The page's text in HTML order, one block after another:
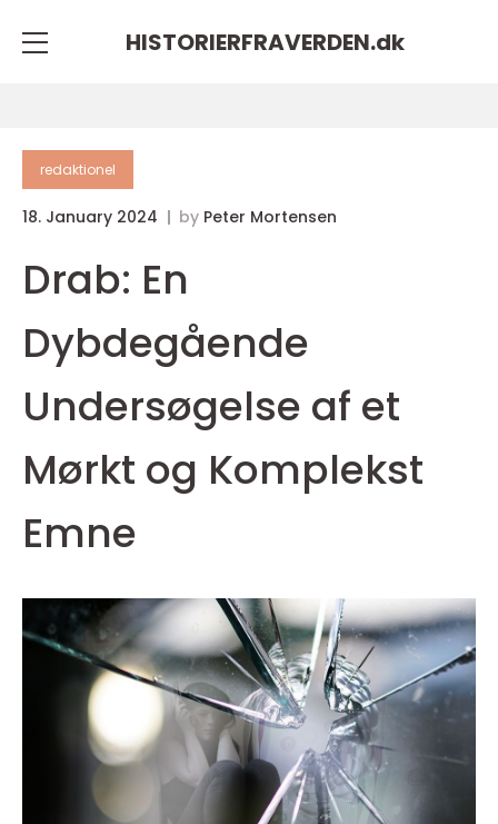
HISTORIERFRAVERDEN.dk
redaktionel
18. January 2024 by Peter Mortensen
Drab: En
Dybdegående
Undersøgelse af et
Mørkt og Komplekst
Emne